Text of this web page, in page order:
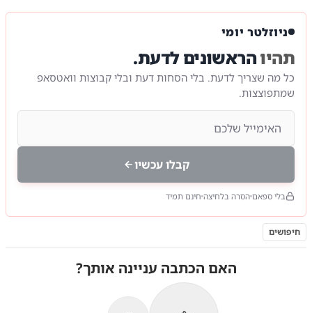
ניוזלטר יומי
תהיוהראשונים לדעת.
כל מה שצריך לדעת. בלי הסחות דעת ובלי קבוצות וואטסאפ
שמתפוצצות.
קבלו עכשיו
בלי ספאם הסרה בלחיצה חינם תמיד
חיפושים
האם הכתבה עניינה אותך?